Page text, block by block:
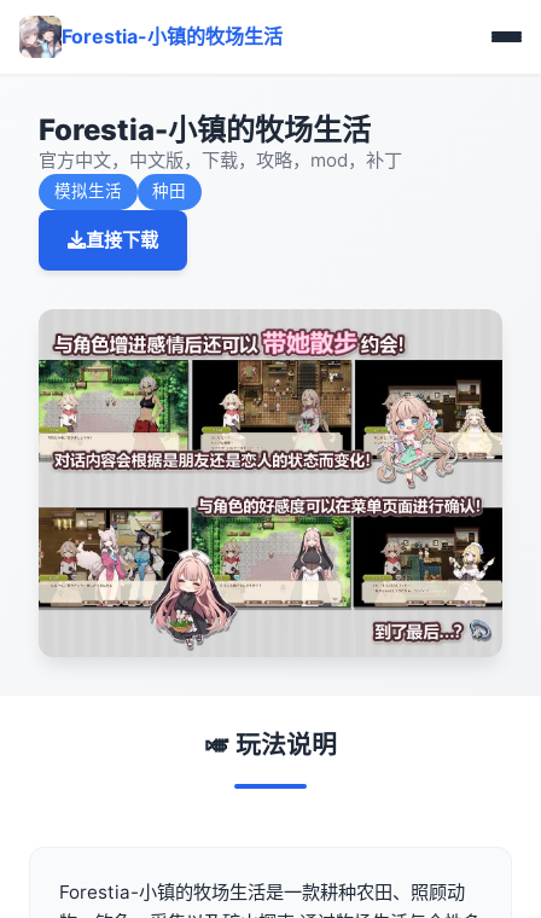
Forestia-小镇的牧场生活
Forestia-小镇的牧场生活
官方中文，中文版，下载，攻略，mod，补丁
模拟生活 种田
直接下载
🎺 玩法说明
Forestia-小镇的牧场生活是一款耕种农田、照顾动